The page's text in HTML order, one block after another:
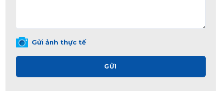
Gửi ảnh thực tế
GỬI